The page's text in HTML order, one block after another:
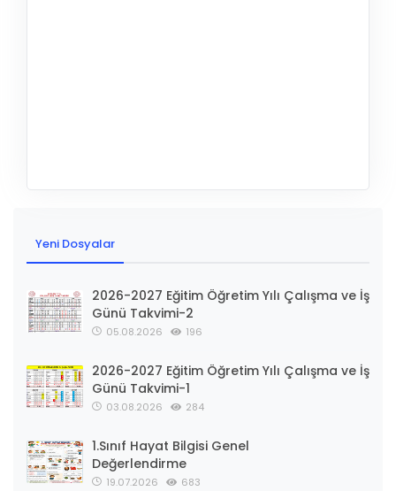
Yeni Dosyalar
2026-2027 Eğitim Öğretim Yılı Çalışma ve İş
Günü Takvimi-2
05.08.2026 196
2026-2027 Eğitim Öğretim Yılı Çalışma ve İş
Günü Takvimi-1
03.08.2026 284
1.Sınıf Hayat Bilgisi Genel
Değerlendirme
19.07.2026 683